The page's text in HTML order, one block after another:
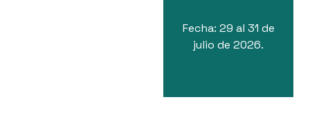
Fecha: 29 al 31 de
julio de 2026.